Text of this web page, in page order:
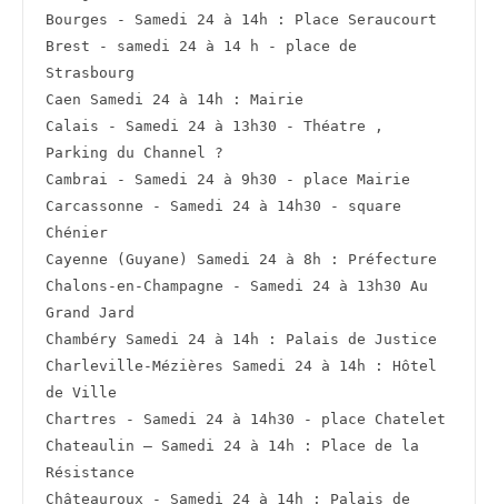
Bourges - Samedi 24 à 14h : Place Seraucourt
Brest - samedi 24 à 14 h - place de
Strasbourg
Caen Samedi 24 à 14h : Mairie
Calais - Samedi 24 à 13h30 - Théatre ,
Parking du Channel ?
Cambrai - Samedi 24 à 9h30 - place Mairie
Carcassonne - Samedi 24 à 14h30 - square
Chénier
Cayenne (Guyane) Samedi 24 à 8h : Préfecture
Chalons-en-Champagne - Samedi 24 à 13h30 Au
Grand Jard
Chambéry Samedi 24 à 14h : Palais de Justice
Charleville-Mézières Samedi 24 à 14h : Hôtel
de Ville
Chartres - Samedi 24 à 14h30 - place Chatelet
Chateaulin – Samedi 24 à 14h : Place de la
Résistance
Châteauroux - Samedi 24 à 14h : Palais de